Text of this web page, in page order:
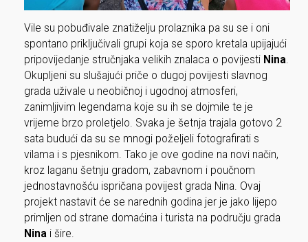
Vile su pobuđivale znatiželju prolaznika pa su se i oni
spontano priključivali grupi koja se sporo kretala upijajući
pripovijedanje stručnjaka velikih znalaca o povijesti Nina.
Okupljeni su slušajući priče o dugoj povijesti slavnog
grada uživale u neobičnoj i ugodnoj atmosferi,
zanimljivim legendama koje su ih se dojmile te je
vrijeme brzo proletjelo. Svaka je šetnja trajala gotovo 2
sata budući da su se mnogi poželjeli fotografirati s
vilama i s pjesnikom. Tako je ove godine na novi način,
kroz laganu šetnju gradom, zabavnom i poučnom
jednostavnošću ispričana povijest grada Nina. Ovaj
projekt nastavit će se narednih godina jer je jako lijepo
primljen od strane domaćina i turista na području grada
Ninai šire.